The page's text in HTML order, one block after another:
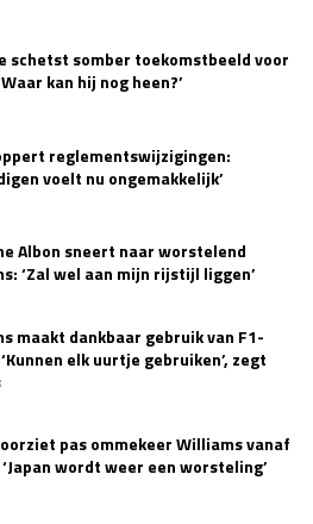
schetst somber toekomstbeeld voor
kan hij nog heen?’
reglementswijzigingen:
voelt nu ongemakkelijk’
Albon sneert naar worstelend
‘Zal wel aan mijn rijstijl liggen’
maakt dankbaar gebruik van F1-
elk uurtje gebruiken’, zegt
pas ommekeer Williams vanaf
wordt weer een worsteling’